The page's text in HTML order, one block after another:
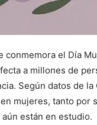
conmemora el Día
a millones de
Según datos de
mujeres, tanto
están en estudio.